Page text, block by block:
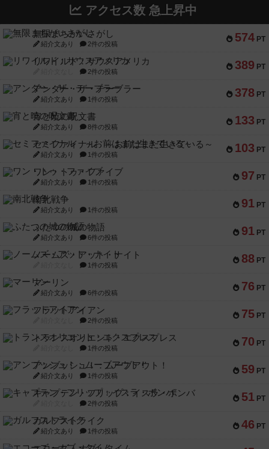
アクセス数 急上昇中
574 PT
無限まちがいさがし
紹介文あり 2件の投稿
389 PT
リワイルド：サウスアメリカ
2件の投稿
378 PT
アンダー・ザ・テーブラー
紹介文あり 1件の投稿
133 PT
宵と暁の呪文書
紹介文あり 8件の投稿
103 PT
セミファイナル ～お前はまだ生きている～
紹介文あり 1件の投稿
97 PT
ワン・トゥ・ファイブ
紹介文あり 1件の投稿
91 PT
南北戦争
紹介文あり 1件の投稿
91 PT
ふたつの城の物語
紹介文あり 6件の投稿
88 PT
ノームズ・アット・ナイト
1件の投稿
76 PT
マーリン
紹介文あり 6件の投稿
75 PT
フラットアイアン
2件の投稿
70 PT
トランスオリエント・エクスプレス
1件の投稿
59 PT
アンブッシュ！：ムーブアウト！
紹介文あり 1件の投稿
51 PT
キャプテン・フリップ：イスラ・ボンバ
2件の投稿
46 PT
ガルフストライク
紹介文あり 1件の投稿